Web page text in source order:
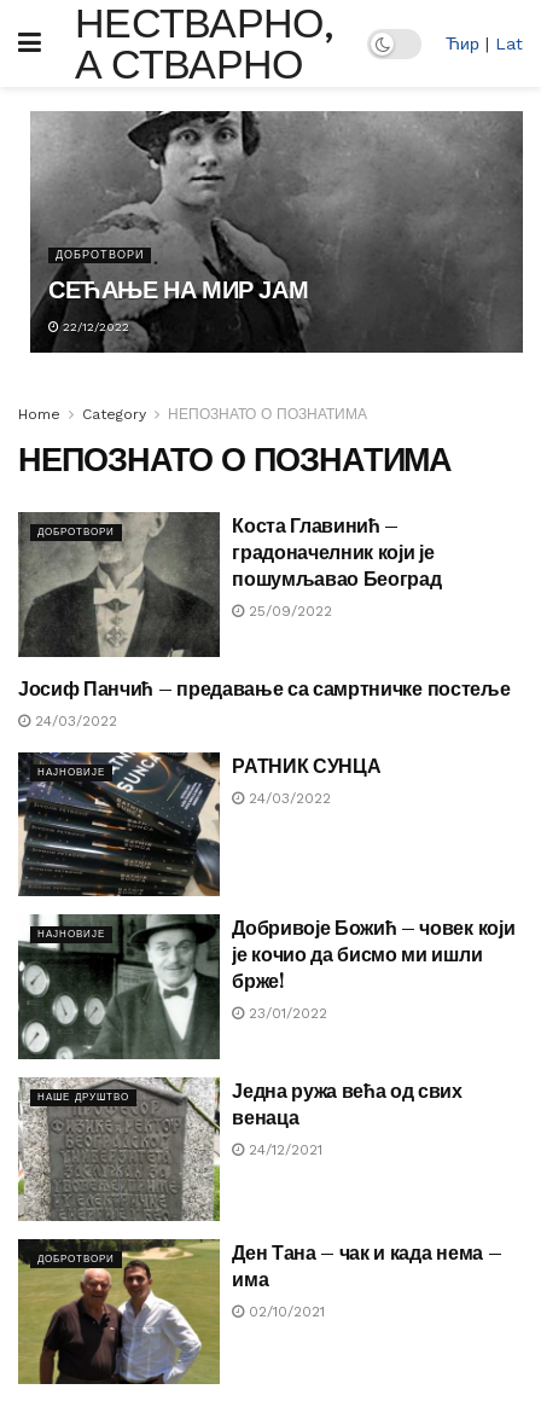
НЕСТВАРНО,
А СТВАРНО Ћир | Lat
ДОБРОТВОРИ
СЕЋАЊЕ НА МИР ЈАМ
22/12/2022
Home Category НЕПОЗНАТО О ПОЗНАТИМА
НЕПОЗНАТО О ПОЗНАТИМА
ДОБРОТВОРИ
Коста Главинић –
градоначелник који је
пошумљавао Београд
25/09/2022
ЈУНАЦИ И ЈУНАКИЊЕ
Јосиф Панчић – предавање са самртничке постеље
24/03/2022
НАЈНОВИЈЕ РАТНИК СУНЦА
24/03/2022
НАЈНОВИЈЕ
Добривоје Божић – човек који
је кочио да бисмо ми ишли
брже!
23/01/2022
НАШЕ ДРУШТВО
Једна ружа већа од свих
венаца
24/12/2021
ДОБРОТВОРИ
Ден Тана – чак и када нема –
има
02/10/2021